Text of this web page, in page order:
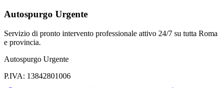
Autospurgo Urgente
Servizio di pronto intervento professionale attivo 24/7 su tutta Roma
e provincia.
Autospurgo Urgente
P.IVA: 13842801006